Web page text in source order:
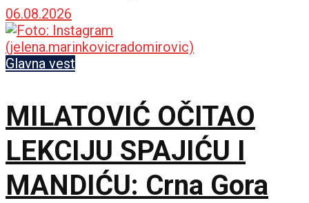
Marići
06.08.2026
Glavna vest
MILATOVIĆ OČITAO
LEKCIJU SPAJIĆU I
MANDIĆU: Crna Gora